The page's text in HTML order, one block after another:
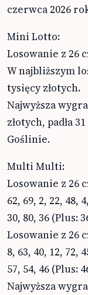
czerwca 2026
Mini Lotto:
Losowanie z 26
W najbliższym
tysięcy złotych.
Najwyższa
złotych, padła
Goślinie.
Multi Multi:
Losowanie z 26
62, 69, 2, 22, 48,
30, 80, 36 (Plus:
Losowanie z 26
8, 63, 40, 12, 72,
57, 54, 46 (Plus:
Najwyższa